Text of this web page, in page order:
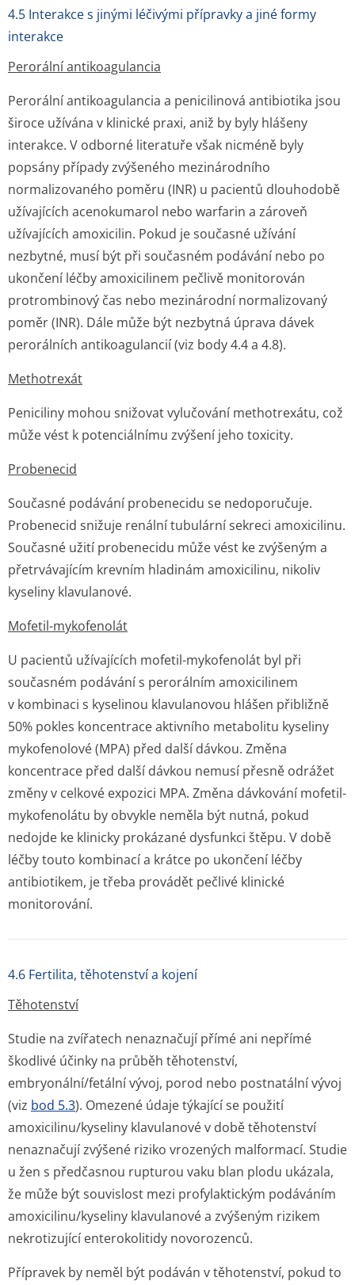
4.5 Interakce s jinými léčivými přípravky a jiné formy
interakce
Perorální antikoagulancia
Perorální antikoagulancia a penicilinová antibiotika jsou
široce užívána v klinické praxi, aniž by byly hlášeny
interakce. V odborné literatuře však nicméně byly
popsány případy zvýšeného mezinárodního
normalizovaného poměru (INR) u pacientů dlouhodobě
užívajících acenokumarol nebo warfarin a zároveň
užívajících amoxicilin. Pokud je současné užívání
nezbytné, musí být při současném podávání nebo po
ukončení léčby amoxicilinem pečlivě monitorován
protrombinový čas nebo mezinárodní normalizovaný
poměr (INR). Dále může být nezbytná úprava dávek
perorálních antikoagulancií (viz body 4.4 a 4.8).
Methotrexát
Peniciliny mohou snižovat vylučování methotrexátu, což
může vést k potenciálnímu zvýšení jeho toxicity.
Probenecid
Současné podávání probenecidu se nedoporučuje.
Probenecid snižuje renální tubulární sekreci amoxicilinu.
Současné užití probenecidu může vést ke zvýšeným a
přetrvávajícím krevním hladinám amoxicilinu, nikoliv
kyseliny klavulanové.
Mofetil-mykofenolát
U pacientů užívajících mofetil-mykofenolát byl při
současném podávání s perorálním amoxicilinem
v kombinaci s kyselinou klavulanovou hlášen přibližně
50% pokles koncentrace aktivního metabolitu kyseliny
mykofenolové (MPA) před další dávkou. Změna
koncentrace před další dávkou nemusí přesně odrážet
změny v celkové expozici MPA. Změna dávkování mofetil-
mykofenolátu by obvykle neměla být nutná, pokud
nedojde ke klinicky prokázané dysfunkci štěpu. V době
léčby touto kombinací a krátce po ukončení léčby
antibiotikem, je třeba provádět pečlivé klinické
monitorování.
4.6 Fertilita, těhotenství a kojení
Těhotenství
Studie na zvířatech nenaznačují přímé ani nepřímé
škodlivé účinky na průběh těhotenství,
embryonální/fetální vývoj, porod nebo postnatální vývoj
(viz bod 5.3). Omezené údaje týkající se použití
amoxicilinu/ky­seliny klavulanové v době těhotenství
nenaznačují zvýšené riziko vrozených malformací. Studie
u žen s předčasnou rupturou vaku blan plodu ukázala,
že může být souvislost mezi profylaktickým podáváním
amoxicilinu/ky­seliny klavulanové a zvýšeným rizikem
nekrotizující enterokolitidy novorozenců.
Přípravek by neměl být podáván v těhotenství, pokud to